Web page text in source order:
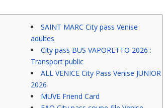
SAINT MARC City pass Venise
adultes
City pass BUS VAPORETTO 2026 :
Transport public
ALL VENICE City Pass Venise JUNIOR
2026
MUVE Friend Card